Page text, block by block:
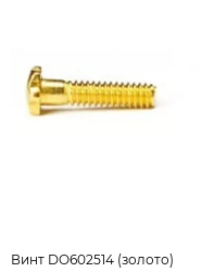
Винт DO602514 (золото)